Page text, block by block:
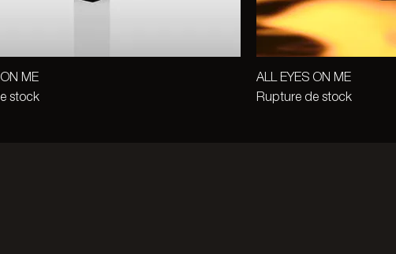
ME
stock
ALL EYES ON ME
Rupture de stock